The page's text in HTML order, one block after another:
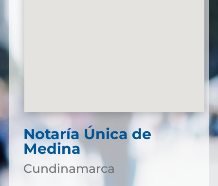
Notaría Única de
Medina
Cundinamarca